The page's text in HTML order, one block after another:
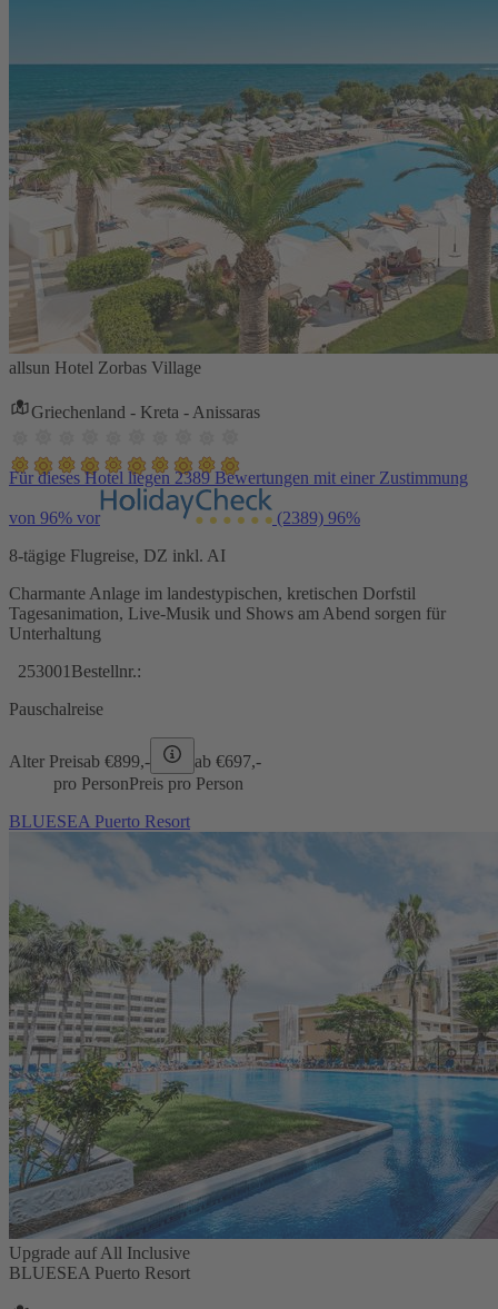
allsun Hotel Zorbas Village
Griechenland - Kreta - Anissaras
Für dieses Hotel liegen 2389 Bewertungen mit einer Zustimmung
von 96% vor (2389) 96%
8-tägige Flugreise, DZ inkl. AI
Charmante Anlage im landestypischen, kretischen Dorfstil
Tagesanimation, Live-Musik und Shows am Abend sorgen für
Unterhaltung
253001 Bestellnr.:
Pauschalreise
Alter Preisab €899,- ab €697,-
pro PersonPreis pro Person
BLUESEA Puerto Resort
Upgrade auf All Inclusive
BLUESEA Puerto Resort